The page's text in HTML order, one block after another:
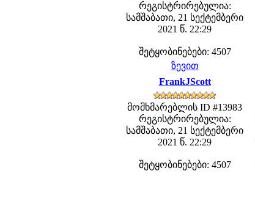
რეგისტრირებულია:
სამშაბათი, 21 სექტემბერი
2021 წ. 22:29
შეტყობინებები: 4507
ზევით
FrankJScott
მომხმარებლის ID #13983
რეგისტრირებულია:
სამშაბათი, 21 სექტემბერი
2021 წ. 22:29
შეტყობინებები: 4507